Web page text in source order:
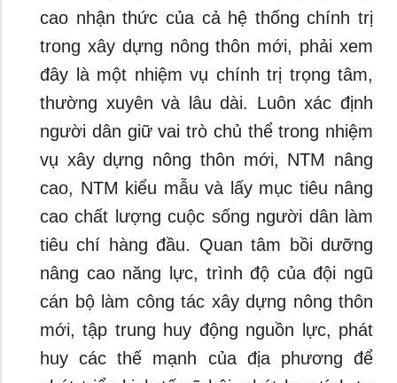
cao nhận thức của cả hệ thống chính trị
trong xây dựng nông thôn mới, phải xem
đây là một nhiệm vụ chính trị trọng tâm,
thường xuyên và lâu dài. Luôn xác định
người dân giữ vai trò chủ thể trong nhiệm
vụ xây dựng nông thôn mới, NTM nâng
cao, NTM kiểu mẫu và lấy mục tiêu nâng
cao chất lượng cuộc sống người dân làm
tiêu chí hàng đầu. Quan tâm bồi dưỡng
nâng cao năng lực, trình độ của đội ngũ
cán bộ làm công tác xây dựng nông thôn
mới, tập trung huy động nguồn lực, phát
huy các thế mạnh của địa phương để